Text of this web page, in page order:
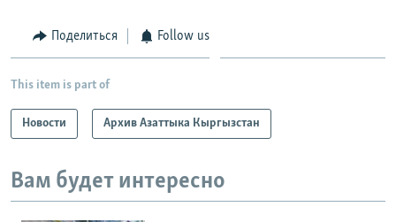
Поделиться Follow us
This item is part of
Новости Архив Азаттыка Кыргызстан
Вам будет интересно